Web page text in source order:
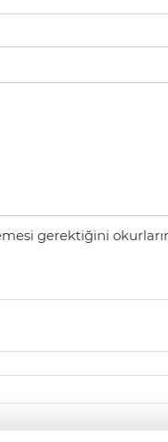
gerektiğini